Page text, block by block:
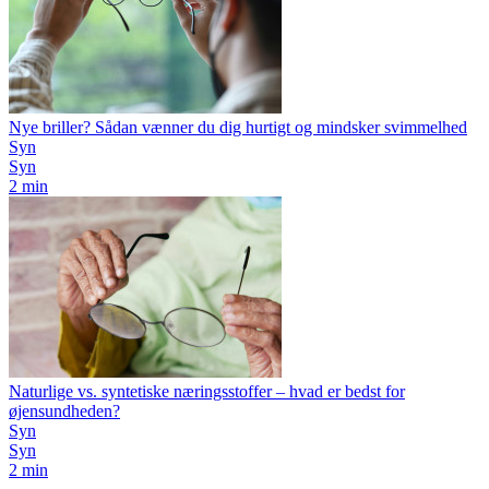
Nye briller? Sådan vænner du dig hurtigt og mindsker svimmelhed
Syn
Syn
2 min
Naturlige vs. syntetiske næringsstoffer – hvad er bedst for
øjensundheden?
Syn
Syn
2 min